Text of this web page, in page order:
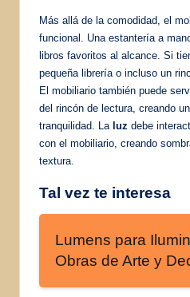
Más allá de la comodidad, el
funcional. Una estantería a
libros favoritos al alcance. Si
pequeña librería o incluso un
El mobiliario también puede
del rincón de lectura, creando
tranquilidad. La luz debe
con el mobiliario, creando
textura.
Tal vez te interesa
Lumens para
Obras de Arte y